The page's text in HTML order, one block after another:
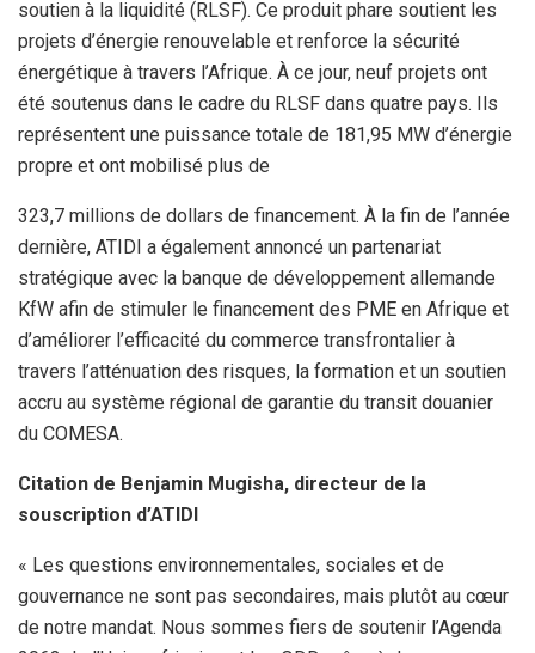
soutien à la liquidité (RLSF). Ce produit phare soutient les
projets d’énergie renouvelable et renforce la sécurité
énergétique à travers l’Afrique. À ce jour, neuf projets ont
été soutenus dans le cadre du RLSF dans quatre pays. Ils
représentent une puissance totale de 181,95 MW d’énergie
propre et ont mobilisé plus de
323,7 millions de dollars de financement. À la fin de l’année
dernière, ATIDI a également annoncé un partenariat
stratégique avec la banque de développement allemande
KfW afin de stimuler le financement des PME en Afrique et
d’améliorer l’efficacité du commerce transfrontalier à
travers l’atténuation des risques, la formation et un soutien
accru au système régional de garantie du transit douanier
du COMESA.
Citation de Benjamin Mugisha, directeur de la
souscription d’ATIDI
« Les questions environnementales, sociales et de
gouvernance ne sont pas secondaires, mais plutôt au cœur
de notre mandat. Nous sommes fiers de soutenir l’Agenda